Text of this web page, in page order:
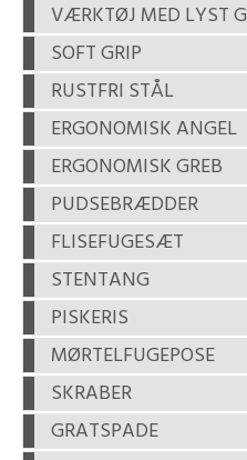
VÆRKTØJ MED LYST
SOFT GRIP
RUSTFRI STÅL
ERGONOMISK ANGEL
ERGONOMISK GREB
PUDSEBRÆDDER
FLISEFUGESÆT
STENTANG
PISKERIS
MØRTELFUGEPOSE
SKRABER
GRATSPADE